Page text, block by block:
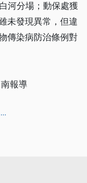
河分場；動保處獲
未發現異常，但違
傳染病防治條例對
報導
...